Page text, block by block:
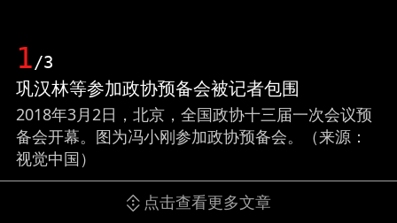
1/3
巩汉林等参加政协预备会被记者包围
2018年3月2日，北京，全国政协十三届一次会议预
备会开幕。图为冯小刚参加政协预备会。（来源：
视觉中国）
点击查看更多文章